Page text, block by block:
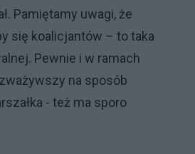
Pamiętamy uwagi, że
się koalicjantów – to taka
Pewnie i w ramach
na sposób
- też ma sporo